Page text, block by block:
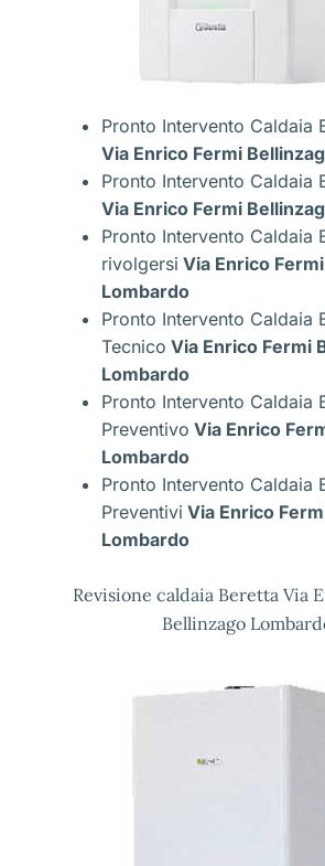
Pronto Intervento Caldaia
Via Enrico Fermi
Pronto Intervento Caldaia
Via Enrico Fermi
Pronto Intervento Caldaia
rivolgersi Via Enrico
Lombardo
Pronto Intervento Caldaia
Tecnico Via Enrico Fermi
Lombardo
Pronto Intervento Caldaia
Preventivo Via Enrico
Lombardo
Pronto Intervento Caldaia
Preventivi Via Enrico
Lombardo
Revisione caldaia Beretta Via
Bellinzago